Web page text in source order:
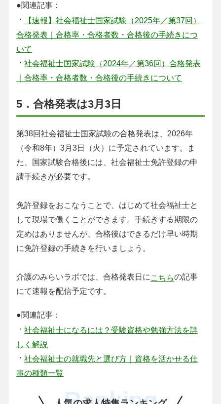
●関連記事：
・
【速報】社会福祉士国家試験（2025年／第37回）
合格発表｜合格率・合格者数・合格後の手続きにつ
いて
・ 社会福祉士国家試験（2024年／第36回）合格発表
｜合格率・合格者数・合格後の手続きについて
5．合格発表は3月3日
第38回社会福祉士国家試験の合格発表は、2026年
（令和8年）3月3日（火）に予定されています。ま
た、国家試験合格後には、社会福祉士免許登録の申
請手続きが必要です。
免許登録をおこなうことで、はじめて社会福祉士と
して現場で働くことができます。手続きする期限の
定めはありませんが、合格後はできるだけ早い時期
に免許登録の手続きを行いましょう。
介護のみらいラボでは、合格発表日に こちらの記事
にて速報を配信予定です。
●関連記事：
・ 社会福祉士になるには？受験資格や勉強方法を詳
しく解説
・ 社会福祉士の就職先と選び方｜資格を活かせる仕
事の種類一覧